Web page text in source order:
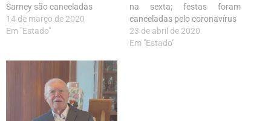
Sarney são canceladas
14 de março de 2020
Em "Estado"
na sexta; festas foram
canceladas pelo coronavírus
23 de abril de 2020
Em "Estado"